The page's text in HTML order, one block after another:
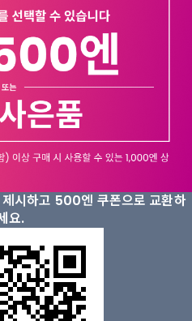
시하고 500엔 쿠폰으로 교환하
요.